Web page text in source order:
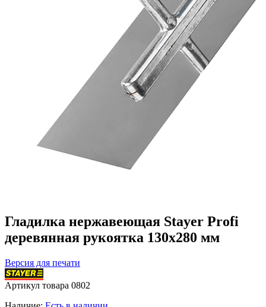
Гладилка нержавеющая Stayer Profi
деревянная рукоятка 130х280 мм
Версия для печати
Артикул товара 0802